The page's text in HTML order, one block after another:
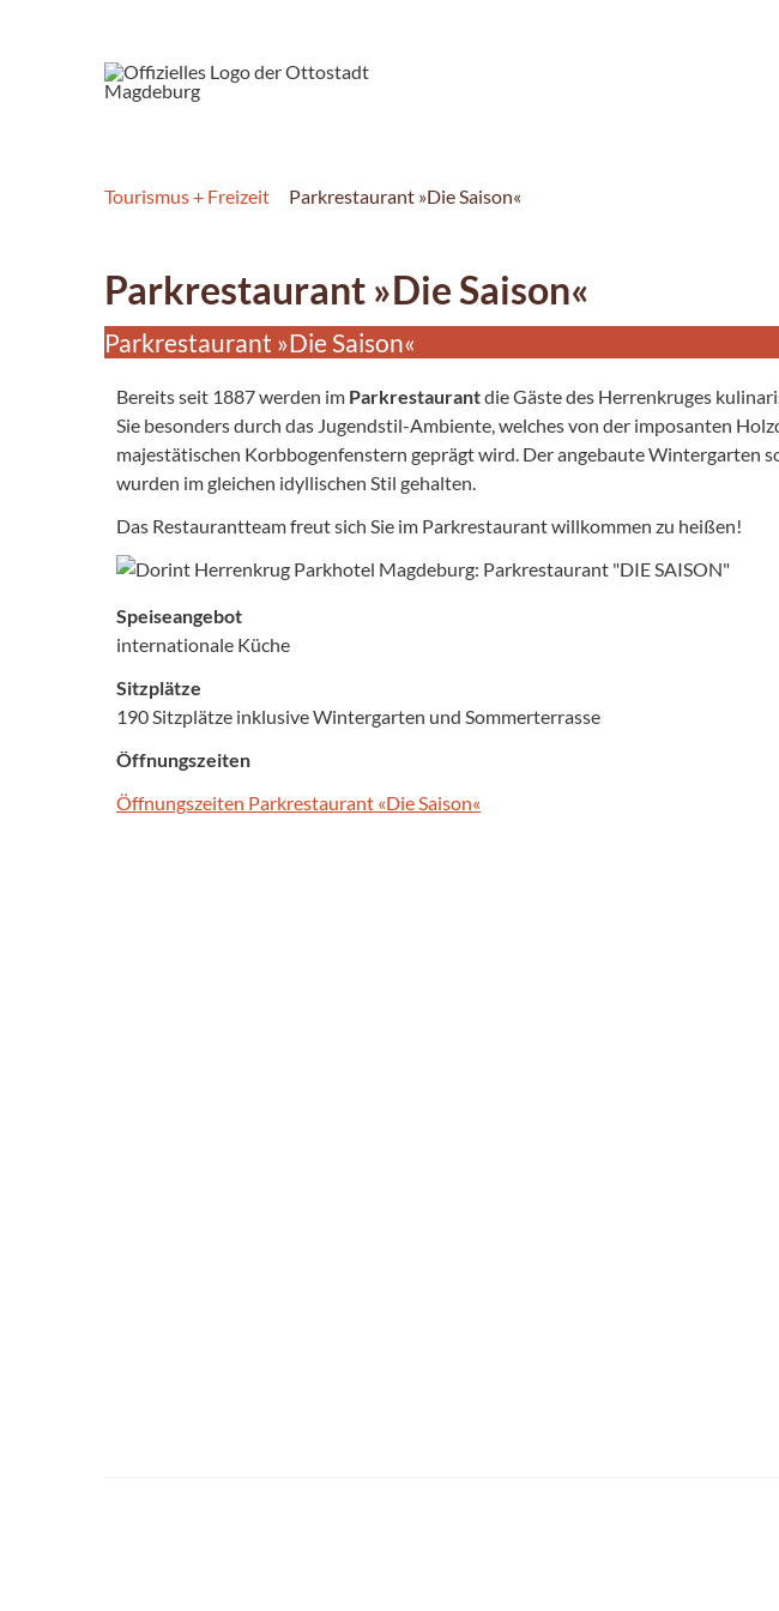
Tourismus + Freizeit Parkrestaurant »Die Saison«
Parkrestaurant »Die Saison«
Parkrestaurant »Die Saison«
Bereits seit 1887 werden im Parkrestaurantdie Gäste des Herrenkruges
Sie besonders durch das Jugendstil-Ambiente, welches von der imposanten
majestätischen Korbbogenfenstern geprägt wird. Der angebaute Wintergarten
wurden im gleichen idyllischen Stil gehalten.
Das Restaurantteam freut sich Sie im Parkrestaurant willkommen zu heißen!
Speiseangebot
internationale Küche
Sitzplätze
190 Sitzplätze inklusive Wintergarten und Sommerterrasse
Öffnungszeiten
Öffnungszeiten Parkrestaurant «Die Saison«